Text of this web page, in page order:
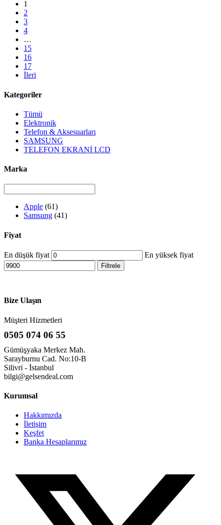
1
2
3
4
…
15
16
17
İleri
Kategoriler
Tümü
Elektronik
Telefon & Aksesuarları
SAMSUNG
TELEFON EKRANİ LCD
Marka
Apple (61)
Samsung (41)
Fiyat
En düşük fiyat En yüksek fiyat
Filtrele
Bize Ulaşın
Müşteri Hizmetleri
0505 074 06 55
Gümüşyaka Merkez Mah.
Sarayburnu Cad. No:10-B
Silivri - İstanbul
bilgi@gelsendeal.com
Kurumsal
Hakkımızda
İletişim
Keşfet
Banka Hesaplarımız